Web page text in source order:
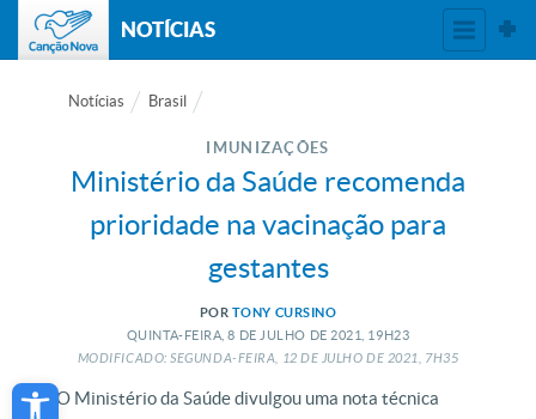
Open toolbar
NOTÍCIAS
Notícias Brasil
IMUNIZAÇÕES
Ministério da Saúde recomenda
prioridade na vacinação para
gestantes
POR TONY CURSINO
QUINTA-FEIRA, 8 DE JULHO DE 2021, 19H23
MODIFICADO: SEGUNDA-FEIRA, 12 DE JULHO DE 2021, 7H35
O Ministério da Saúde divulgou uma nota técnica